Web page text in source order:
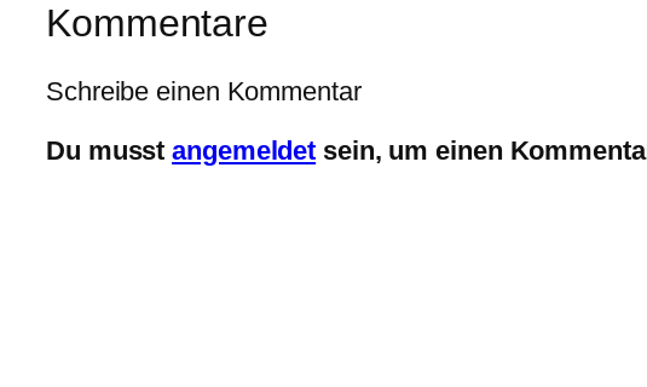
Kommentare
Schreibe einen Kommentar
Du musstangemeldet sein, um einen